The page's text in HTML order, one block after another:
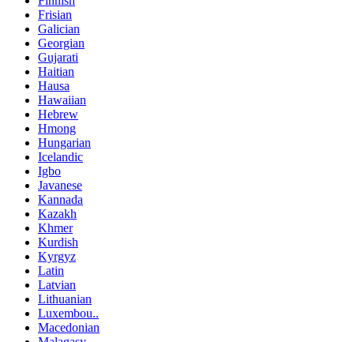
Frisian
Galician
Georgian
Gujarati
Haitian
Hausa
Hawaiian
Hebrew
Hmong
Hungarian
Icelandic
Igbo
Javanese
Kannada
Kazakh
Khmer
Kurdish
Kyrgyz
Latin
Latvian
Lithuanian
Luxembou..
Macedonian